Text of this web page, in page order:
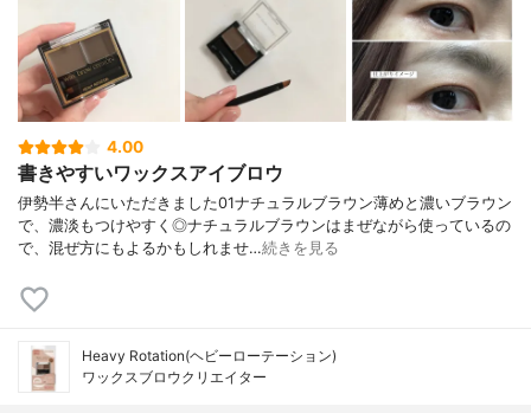
4.00
書きやすいワックスアイブロウ
伊勢半さんにいただきました01ナチュラルブラウン薄めと濃いブラウン
で、濃淡もつけやすく◎ナチュラルブラウンはまぜながら使っているの
で、混ぜ方にもよるかもしれませ…続きを見る
Heavy Rotation(ヘビーローテーション)
ワックスブロウクリエイター